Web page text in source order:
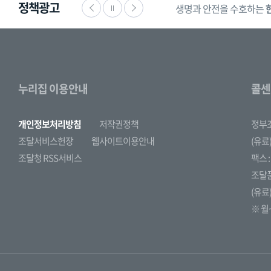
정책광고 생명과 안전을 수호하는
누리집 이용안내
개인정보처리방침
저작권정책
조달서비스헌장
웹사이트이용안내
조달청 RSS서비스
콜
정부
(유
팩스
조달
(유
※ 월